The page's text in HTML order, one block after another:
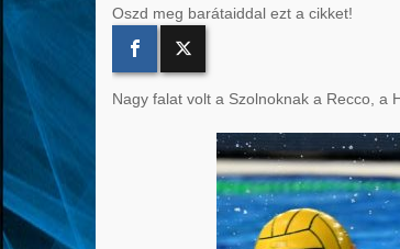
Oszd meg barátaiddal ezt a cikket!
Nagy falat volt a Szolnoknak a Recco, a